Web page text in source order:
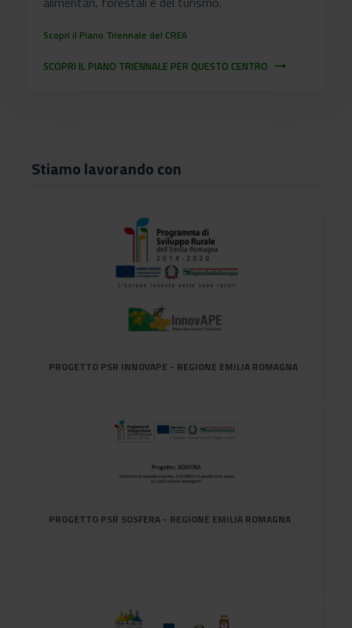
Scopri il Piano Triennale del CREA
SCOPRI IL PIANO TRIENNALE PER QUESTO CENTRO arrow_right_alt
Stiamo lavorando con
PROGETTO PSR INNOVAPE - REGIONE EMILIA ROMAGNA
PROGETTO PSR SOSFERA - REGIONE EMILIA ROMAGNA